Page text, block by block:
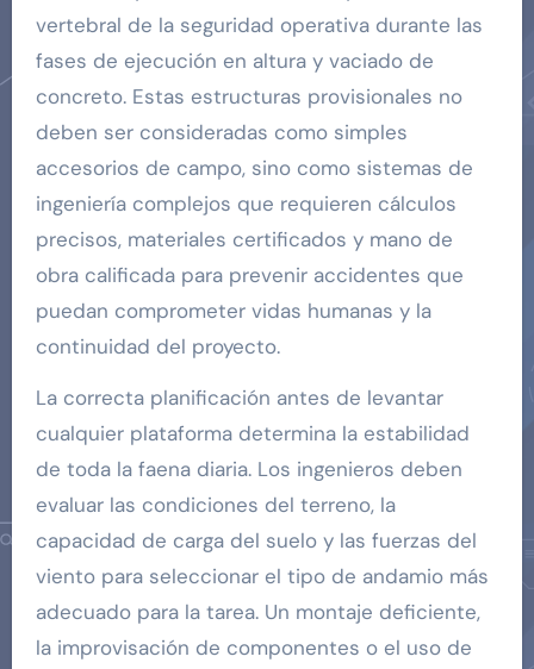
vertebral de la seguridad operativa durante las
fases de ejecución en altura y vaciado de
concreto. Estas estructuras provisionales no
deben ser consideradas como simples
accesorios de campo, sino como sistemas de
ingeniería complejos que requieren cálculos
precisos, materiales certificados y mano de
obra calificada para prevenir accidentes que
puedan comprometer vidas humanas y la
continuidad del proyecto.
La correcta planificación antes de levantar
cualquier plataforma determina la estabilidad
de toda la faena diaria. Los ingenieros deben
evaluar las condiciones del terreno, la
capacidad de carga del suelo y las fuerzas del
viento para seleccionar el tipo de andamio más
adecuado para la tarea. Un montaje deficiente,
la improvisación de componentes o el uso de